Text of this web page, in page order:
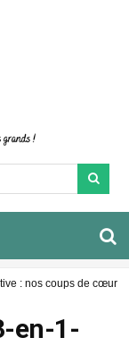
: nos coups de cœur
en-1-